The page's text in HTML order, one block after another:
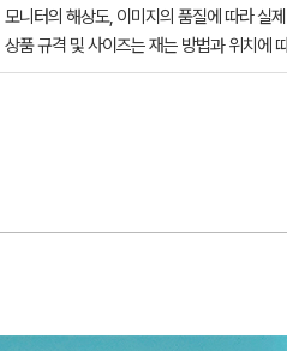
모니터의 해상도, 이미지의 품질에 따라 실
상품 규격 및 사이즈는 재는 방법과 위치에